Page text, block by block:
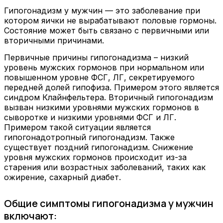
Гипогонадизм у мужчин — это заболевание при
котором яички не вырабатывают половые гормоны.
Состояние может быть связано с первичными или
вторичными причинами.
Первичные причины гипогонадизма – низкий
уровень мужских гормонов при нормальном или
повышенном уровне ФСГ, ЛГ, секретируемого
передней долей гипофиза. Примером этого является
синдром Клайнфельтера. Вторичный гипогонадизм
вызван низкими уровнями мужских гормонов в
сыворотке и низкими уровнями ФСГ и ЛГ.
Примером такой ситуации является
гипогонадотропный гипогонадизм. Также
существует поздний гипогонадизм. Снижение
уровня мужских гормонов происходит из-за
старения или возрастных заболеваний, таких как
ожирение, сахарный диабет.
Общие симптомы гипогонадизма у мужчин
включают: